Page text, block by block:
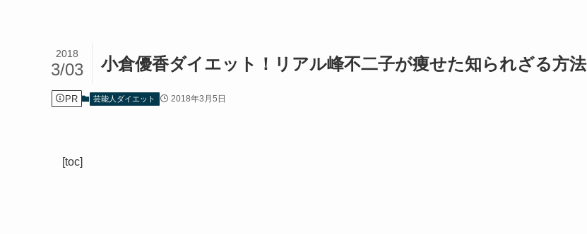
小倉優香ダイエット！リアル峰不二子が痩せた知られざる方法
2018
3/03
PR 芸能人ダイエット 2018年3月5日
[toc]